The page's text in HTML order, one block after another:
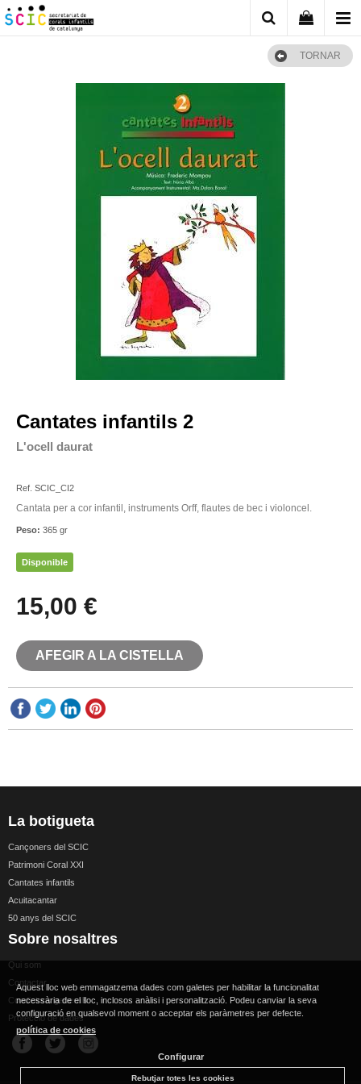
TORNAR
Cantates infantils 2
L'ocell daurat
Ref. SCIC_CI2
Cantata per a cor infantil, instruments Orff, flautes de bec i violoncel.
Peso: 365 gr
Disponible
15,00 €
AFEGIR A LA CISTELLA
La botigueta
Cançoners del SCIC
Patrimoni Coral XXI
Cantates infantils
Acuitacantar
50 anys del SCIC
Sobre nosaltres
Qui som
Contactar
Condicions generals
Protecció de dades
Aquest lloc web emmagatzema dades com galetes per habilitar la funcionalitat
necessària de el lloc, inclosos anàlisi i personalització. Podeu canviar la seva
configuració en qualsevol moment o acceptar els paràmetres per defecte.
política de cookies
Configurar
Rebutjar totes les cookies